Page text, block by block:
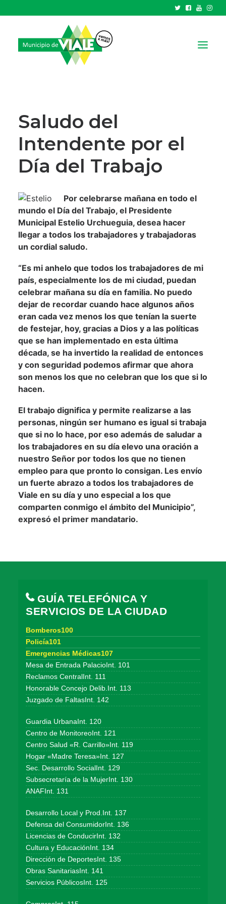
GOBIERNO
HCD
TRÁMITES Y SERVICIOS
CIUDAD
RECAUDACIONES
Saludo del
Intendente por el
Día del Trabajo
Por celebrarse mañana en todo el
mundo el Día del Trabajo, el Presidente
Municipal Estelio Urchueguia, desea hacer
llegar a todos los trabajadores y trabajadoras
un cordial saludo.
“Es mi anhelo que todos los trabajadores de mi
país, especialmente los de mi ciudad, puedan
celebrar mañana su día en familia. No puedo
dejar de recordar cuando hace algunos años
eran cada vez menos los que tenían la suerte
de festejar, hoy, gracias a Dios y a las políticas
que se han implementado en esta última
década, se ha invertido la realidad de entonces
y con seguridad podemos afirmar que ahora
son menos los que no celebran que los que si lo
hacen.
El trabajo dignifica y permite realizarse a las
personas, ningún ser humano es igual si trabaja
que si no lo hace, por eso además de saludar a
los trabajadores en su día elevo una oración a
nuestro Señor por todos los que no tienen
empleo para que pronto lo consigan. Les envío
un fuerte abrazo a todos los trabajadores de
Viale en su día y uno especial a los que
comparten conmigo el ámbito del Municipio”,
expresó el primer mandatario.
GUÍA TELEFÓNICA Y
SERVICIOS DE LA CIUDAD
Bomberos100
Policía101
Emergencias Médicas107
Mesa de Entrada PalacioInt. 101
Reclamos CentralInt. 111
Honorable Concejo Delib.Int. 113
Juzgado de FaltasInt. 142
Guardia UrbanaInt. 120
Centro de MonitoreoInt. 121
Centro Salud «R. Carrillo»Int. 119
Hogar «Madre Teresa»Int. 127
Sec. Desarrollo SocialInt. 129
Subsecretaría de la MujerInt. 130
ANAFInt. 131
Desarrollo Local y Prod.Int. 137
Defensa del ConsumidorInt. 136
Licencias de ConducirInt. 132
Cultura y EducaciónInt. 134
Dirección de DeportesInt. 135
Obras SanitariasInt. 141
Servicios PúblicosInt. 125